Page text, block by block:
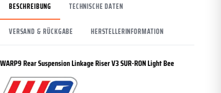
BESCHREIBUNG TECHNISCHE DATEN
VERSAND & RÜCKGABE HERSTELLERINFORMATION
WARP9 Rear Suspension Linkage Riser V3 SUR-RONLight Bee